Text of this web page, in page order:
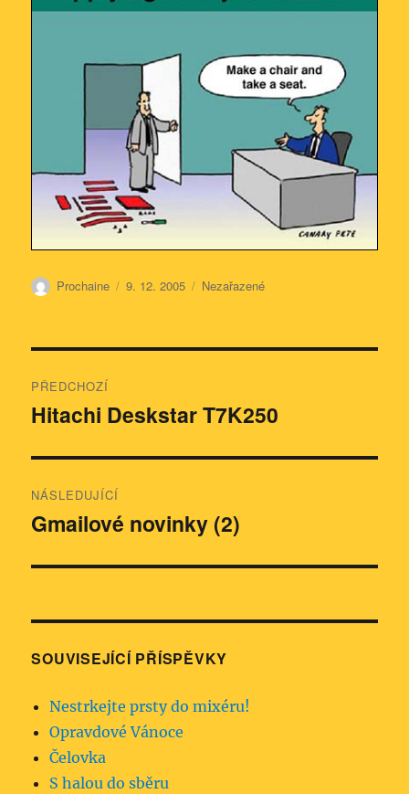
Autor:
Prochaine Publikováno:
9. 12. 2005 Rubriky:
Nezařazené
pro
PŘEDCHOZÍ
Předchozí
Hitachi Deskstar T7K250
NÁSLEDUJÍCÍ
Následující
Gmailové novinky (2)
SOUVISEJÍCÍ PŘÍSPĚVKY
Nestrkejte prsty do mixéru!
Opravdové Vánoce
Čelovka
S halou do sběru